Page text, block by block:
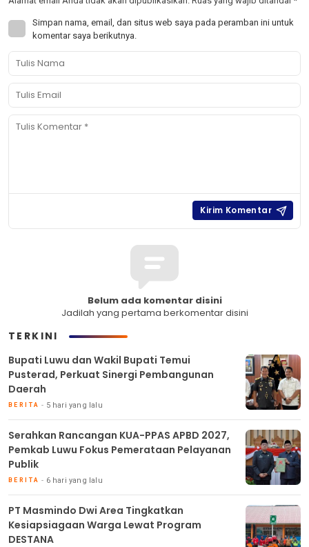
Simpan nama, email, dan situs web saya pada peramban ini untuk
komentar saya berikutnya.
Belum ada komentar disini
Jadilah yang pertama berkomentar disini
TERKINI
Bupati Luwu dan Wakil Bupati Temui
Pusterad, Perkuat Sinergi Pembangunan
Daerah
BERITA 5 hari yang lalu
Serahkan Rancangan KUA-PPAS APBD 2027,
Pemkab Luwu Fokus Pemerataan Pelayanan
Publik
BERITA 6 hari yang lalu
PT Masmindo Dwi Area Tingkatkan
Kesiapsiagaan Warga Lewat Program
DESTANA